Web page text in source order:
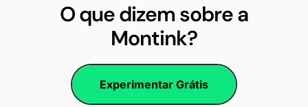
O que dizem sobre a
Montink?
Experimentar Grátis